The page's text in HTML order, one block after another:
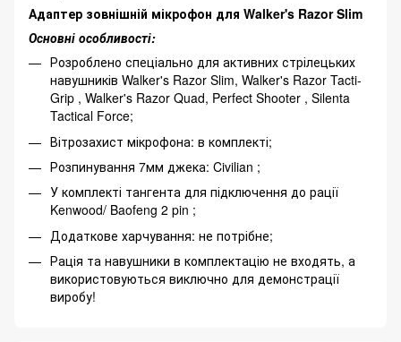
Адаптер зовнішній мікрофон для Walker's Razor Slim
Основні особливості:
Розроблено спеціально для активних стрілецьких
навушників Walker's Razor Slim, Walker's Razor Tacti-
Grip , Walker's Razor Quad, Perfect Shooter , Silenta
Tactical Force;
Вітрозахист мікрофона: в комплекті;
Розпинування 7мм джека: Civilian ;
У комплекті тангента для підключення до рації
Kenwood/ Baofeng 2 pin ;
Додаткове харчування: не потрібне;
Рація та навушники в комплектацію не входять, а
використовуються виключно для демонстрації
виробу!